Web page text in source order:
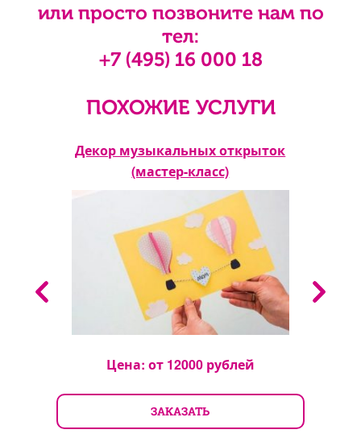
или просто позвоните нам по
тел:
+7 (495) 16 000 18
ПОХОЖИЕ УСЛУГИ
Декор музыкальных открыток
(мастер-класс)
Цена: от 12000рублей
ЗАКАЗАТЬ